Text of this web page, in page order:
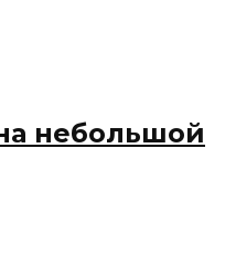
небольшой